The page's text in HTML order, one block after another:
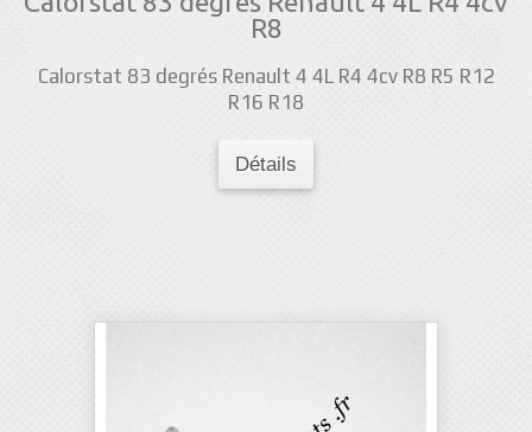
R8
Calorstat 83 degrés Renault 4 4L R4 4cv R8 R5 R12
R16 R18
Détails